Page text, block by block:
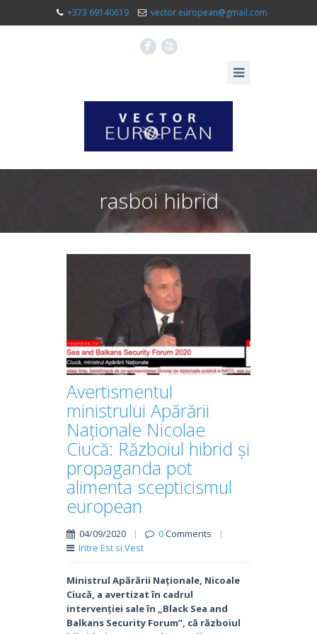
+373 69140619 vector.european@gmail.com
F X
rasboi hibrid
Avertismentul
ministrului Apărării
Naționale Nicolae
Ciucă: Războiul hibrid și
propaganda pot
alimenta scepticismul
european
04/09/2020 | 0Comments
|
Intre Est si Vest
Ministrul Apărării Naționale, Nicoale
Ciucă, a avertizat în cadrul
intervenției sale în „Black Sea and
Balkans Security Forum”, că războiul